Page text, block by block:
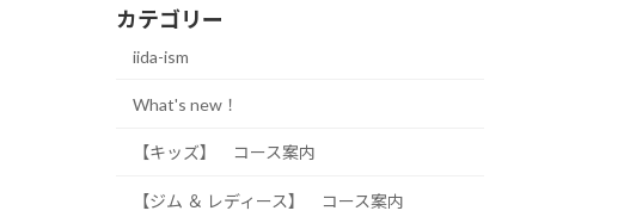
カテゴリー
iida-ism
What's new！
【キッズ】 コース案内
【ジム ＆ レディース】 コース案内